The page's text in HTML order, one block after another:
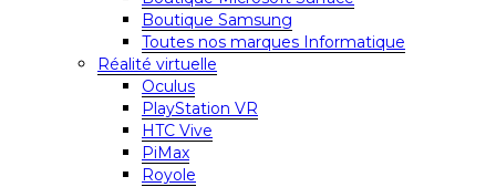
Boutique Samsung
Toutes nos marques Informatique
Réalité virtuelle
Oculus
PlayStation VR
HTC Vive
PiMax
Royole